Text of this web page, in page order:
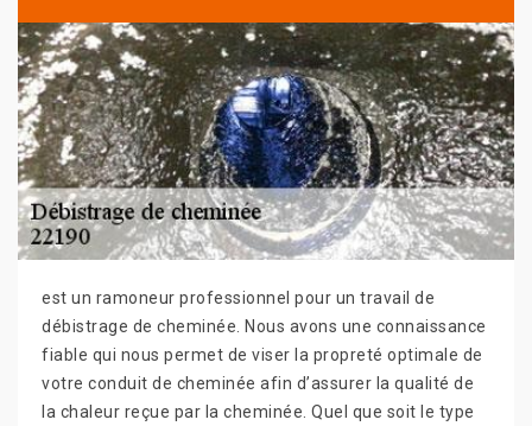
est un ramoneur professionnel pour un travail de
débistrage de cheminée. Nous avons une connaissance
fiable qui nous permet de viser la propreté optimale de
votre conduit de cheminée afin d’assurer la qualité de
la chaleur reçue par la cheminée. Quel que soit le type